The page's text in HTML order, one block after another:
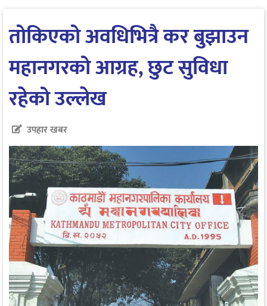
तोकिएको अवधिभित्रै कर बुझाउन
महानगरको आग्रह, छुट सुविधा
रहेको उल्लेख
उपहार खबर